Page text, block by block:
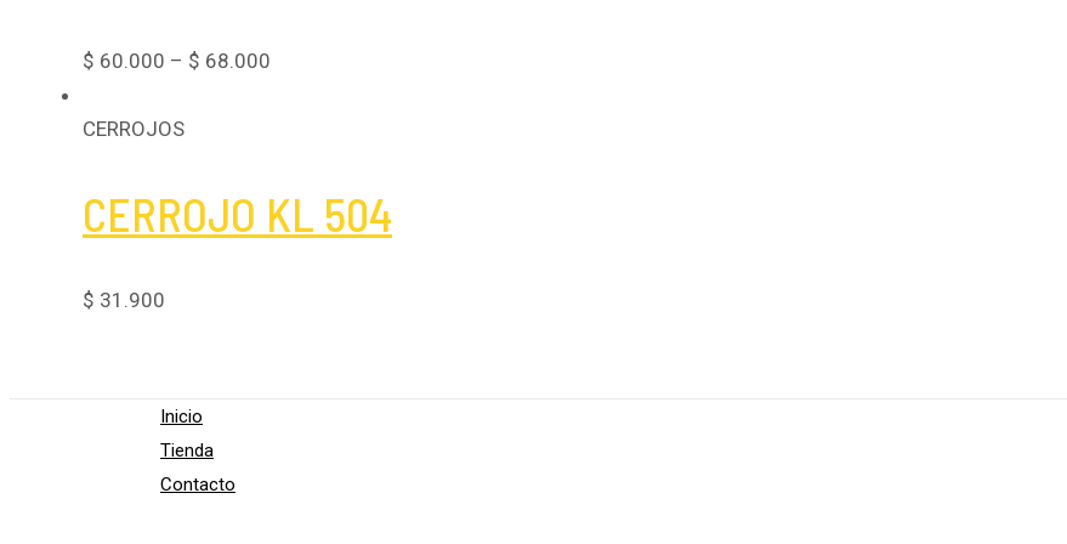
$ 60.000 – $ 68.000
CERROJOS
CERROJO KL 504
$ 31.900
Inicio
Tienda
Contacto